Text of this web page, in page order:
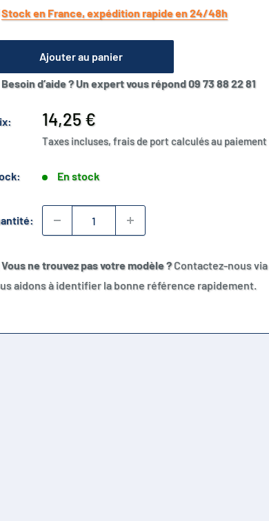
Stock en France, expédition rapide en 24/48h
Ajouter au panier
Besoin d’aide ? Un expert vous répond 09 73 88 22 81
Prix
réduit
14,25 €
Taxes incluses, frais de port calculés au paiement
En stock
Vous ne trouvez pas votre modèle ?Contactez-nous via
aidons à identifier la bonne référence rapidement.